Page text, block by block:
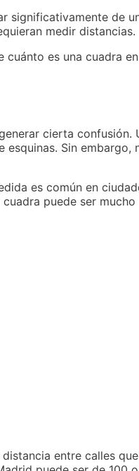
significativamente de
medir distancias.
es una cuadra
cierta confusión.
Sin embargo,
es común en
puede ser
entre calles